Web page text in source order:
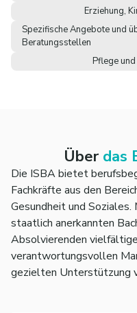
Erziehung,
Spezifische Angebote und
Beratungsstellen
Pflege
Über das
Die ISBA bietet
Fachkräfte aus den
Gesundheit und
staatlich anerkannten
Absolvierenden
verantwortungsvollen
gezielten Unterstützung